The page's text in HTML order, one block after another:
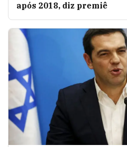
após 2018, diz premiê